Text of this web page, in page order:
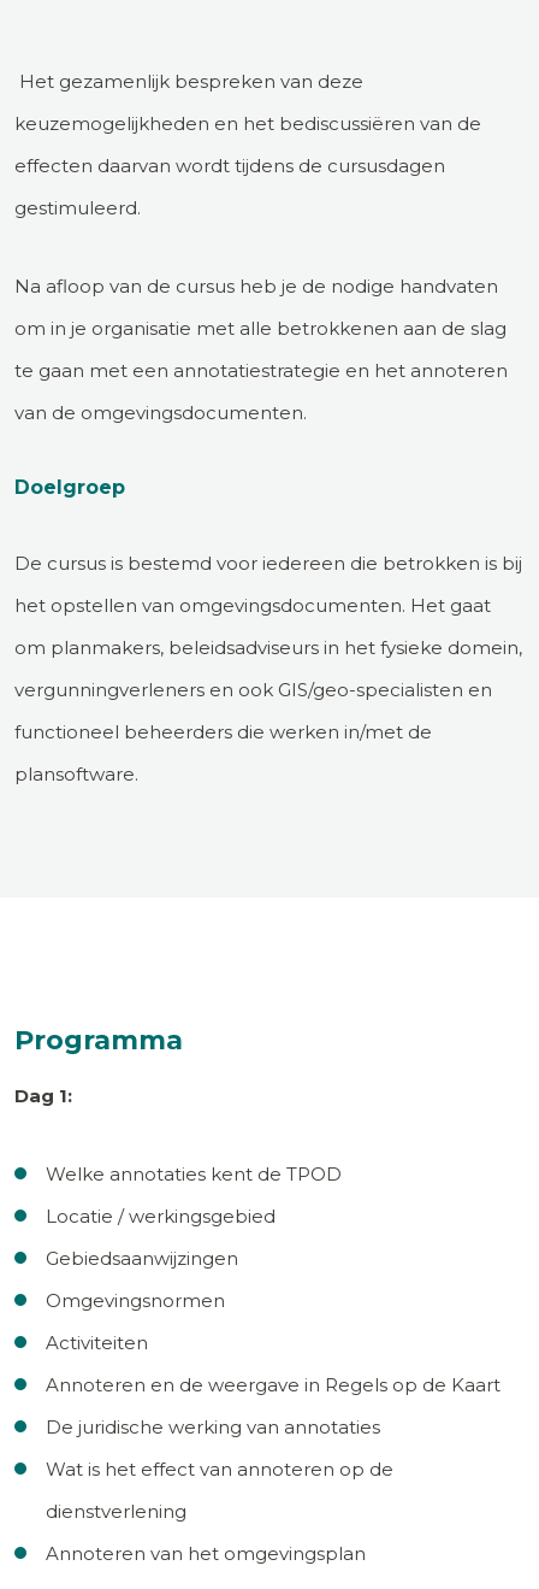
Het gezamenlijk bespreken van deze
keuzemogelijkheden en het bediscussiëren van de
effecten daarvan wordt tijdens de cursusdagen
gestimuleerd.
Na afloop van de cursus heb je de nodige handvaten
om in je organisatie met alle betrokkenen aan de slag
te gaan met een annotatiestrategie en het annoteren
van de omgevingsdocumenten.
Doelgroep
De cursus is bestemd voor iedereen die betrokken is bij
het opstellen van omgevingsdocumenten. Het gaat
om planmakers, beleidsadviseurs in het fysieke domein,
vergunningverleners en ook GIS/geo-specialisten en
functioneel beheerders die werken in/met de
plansoftware.
Programma
Dag 1:
Welke annotaties kent de TPOD
Locatie / werkingsgebied
Gebiedsaanwijzingen
Omgevingsnormen
Activiteiten
Annoteren en de weergave in Regels op de Kaart
De juridische werking van annotaties
Wat is het effect van annoteren op de
dienstverlening
Annoteren van het omgevingsplan